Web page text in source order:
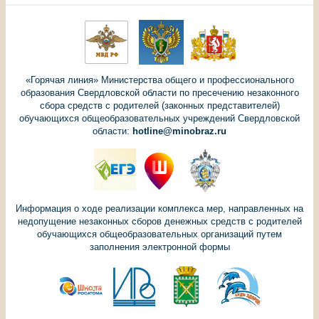
«Горячая линия» Министерства общего и профессионального
образования Свердловской области по пресечению незаконного
сбора средств с родителей (законных представителей)
обучающихся общеобразовательных учреждений Свердловской
области: hotline@minobraz.ru
Информация о ходе реализации комплекса мер, направленных на
недопущение незаконных сборов денежных средств с родителей
обучающихся общеобразовательных организаций путем
заполнения электронной формы